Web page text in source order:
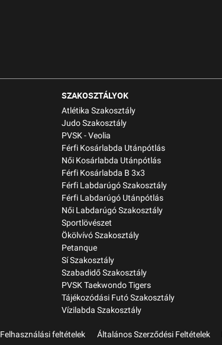
SZAKOSZTÁLYOK
Atlétika Szakosztály
Judo Szakosztály
PVSK - Veolia
Férfi Kosárlabda Utánpótlás
Női Kosárlabda Utánpótlás
Férfi Kosárlabda B 3x3
Férfi Labdarúgó Szakosztály
Férfi Labdarúgó Utánpótlás
Női Labdarúgó Szakosztály
Sportlövészet
Ökölvívó Szakosztály
Petanque
Sí Szakosztály
Szabadidő Szakosztály
PVSK Taekwondo Tigers
Tájékozódási Futó Szakosztály
Vízilabda Szakosztály
Felhasználási feltételek Általános Szerződési Feltételek